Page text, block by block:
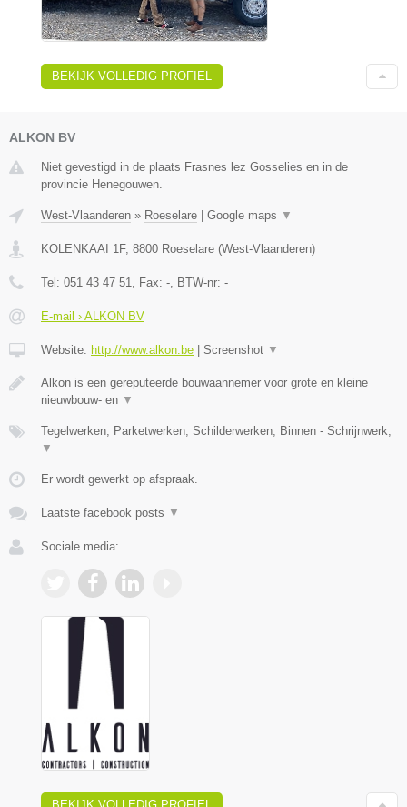
BEKIJK VOLLEDIG PROFIEL
ALKON BV
Niet gevestigd in de plaats Frasnes lez Gosselies en in de
provincie Henegouwen.
West-Vlaanderen » Roeselare | Google maps ▼
KOLENKAAI 1F, 8800 Roeselare (West-Vlaanderen)
Tel: 051 43 47 51 , Fax: - , BTW-nr: -
E-mail › ALKON BV
Website: http://www.alkon.be | Screenshot ▼
Alkon is een gereputeerde bouwaannemer voor grote en kleine
nieuwbouw- en ▼
Tegelwerken, Parketwerken, Schilderwerken, Binnen - Schrijnwerk,
▼
Er wordt gewerkt op afspraak.
Laatste facebook posts ▼
Sociale media: